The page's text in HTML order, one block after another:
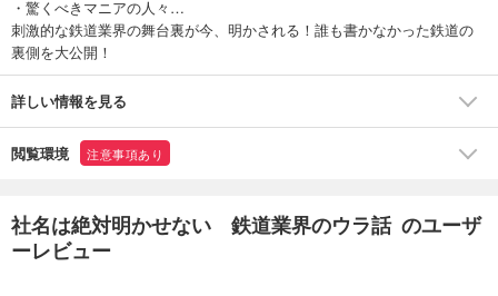
・驚くべきマニアの人々…
刺激的な鉄道業界の舞台裏が今、明かされる！誰も書かなかった鉄道の
裏側を大公開！
詳しい情報を見る
閲覧環境 注意事項あり
社名は絶対明かせない 鉄道業界のウラ話 のユーザ
ーレビュー